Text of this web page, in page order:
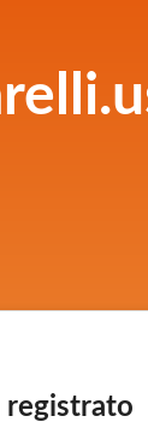
registrato